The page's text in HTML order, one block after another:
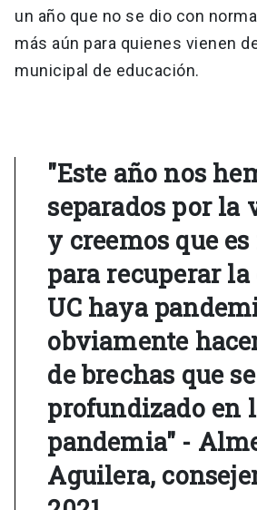
un año que no se dio con
más aún para quienes vienen
municipal de educación.
"Este año nos
separados por la
y creemos que
para recuperar
UC haya
obviamente
de brechas que
profundizado en
pandemia" -
Aguilera,